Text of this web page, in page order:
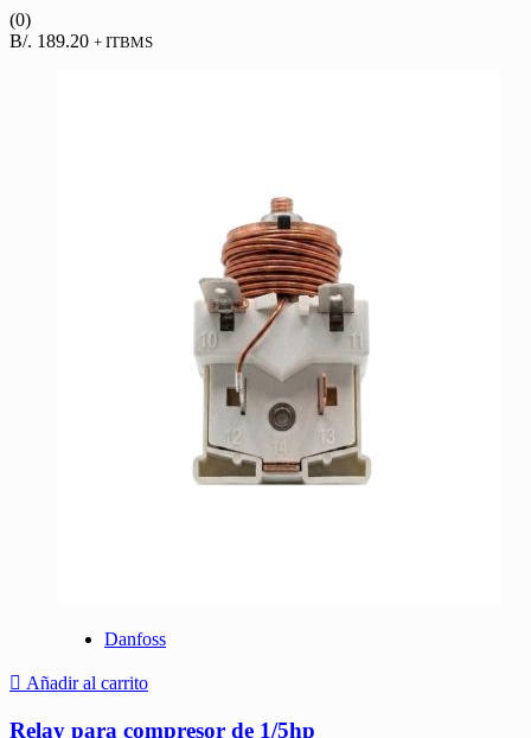
(0)
B/. 189.20 + ITBMS
Danfoss
Añadir al carrito
Relay para compresor de 1/5hp